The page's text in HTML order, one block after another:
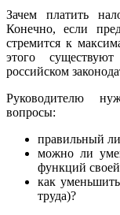
Зачем платить
Конечно, если
стремится к
этого
российском
Руководителю
вопросы:
правильный
можно ли
функций
как
труда)?